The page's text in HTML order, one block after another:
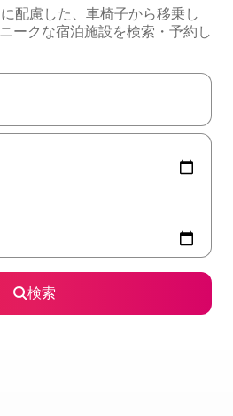
配慮した、車椅子から移乗し
ークな宿泊施設を検索・予約し
、上下の矢印キーを使って移動するか
検索